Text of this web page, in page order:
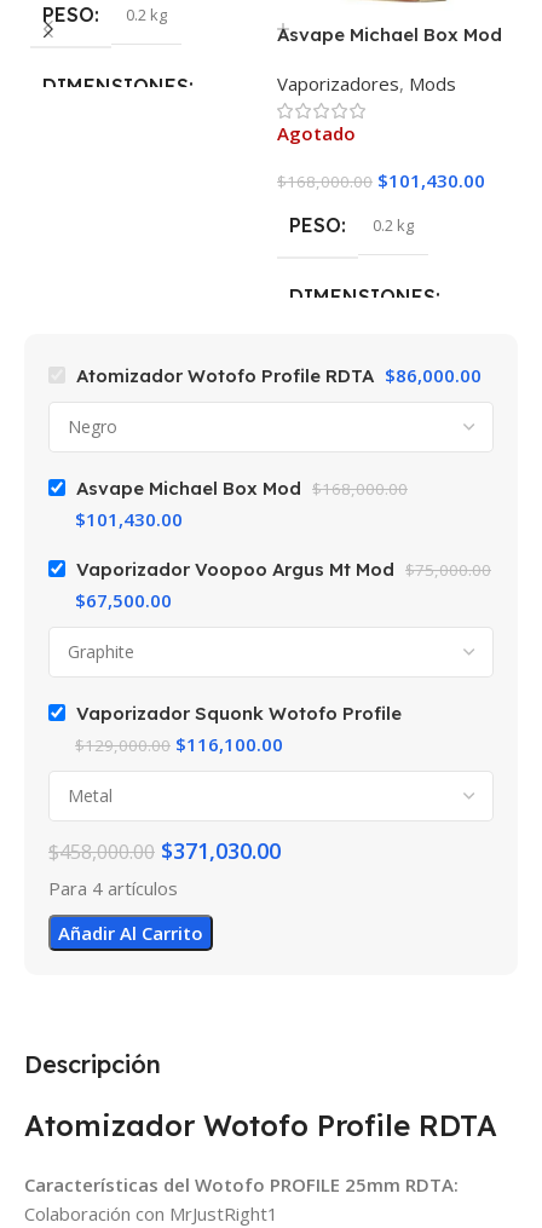
PESO
0.2 kg
DIMENSIONES
Asvape Michael Box Mod
Vaporizadores, Mods
Agotado
$168,000.00 $101,430.00
PESO
0.2 kg
DIMENSIONES
Atomizador Wotofo Profile RDTA $86,000.00
Asvape Michael Box Mod $168,000.00
$101,430.00
Vaporizador Voopoo Argus Mt Mod $75,000.00
$67,500.00
Vaporizador Squonk Wotofo Profile
$129,000.00 $116,100.00
$458,000.00 $371,030.00
Para 4 artículos
Añadir Al Carrito
Descripción
Atomizador Wotofo Profile RDTA
Características del Wotofo PROFILE 25mm RDTA:
Colaboración con MrJustRight1